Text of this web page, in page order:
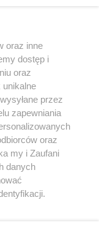
powielany i
jakikolwiek sposób (w
polu
w
użycie lub
prawa,
kary i może być
oraz inne
dostęp i
oraz
unikalne
przez
zapewniania
oraz
my i Zaufani
danych